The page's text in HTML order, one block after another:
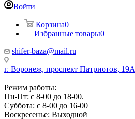
Войти
Корзина0
Избранные товары0
shifer-baza@mail.ru
г. Воронеж, проспект Патриотов, 19А
Режим работы:
Пн-Пт: с 8-00 до 18-00.
Суббота: с 8-00 до 16-00
Воскресенье: Выходной